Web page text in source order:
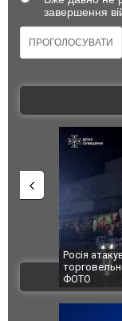
завершення
Суми КАБами:
центр, будинки, є